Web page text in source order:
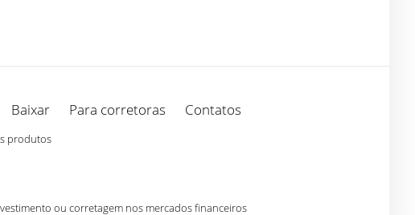
Baixar Para corretoras Contatos
produtos
ou corretagem nos mercados financeiros